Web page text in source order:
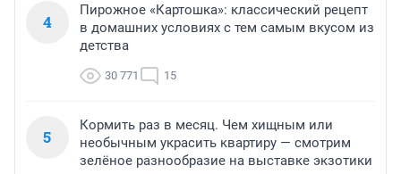
4
Пирожное «Картошка»: классический рецепт
в домашних условиях с тем самым вкусом из
детства
30 771 15
5
Кормить раз в месяц. Чем хищным или
необычным украсить квартиру — смотрим
зелёное разнообразие на выставке экзотики